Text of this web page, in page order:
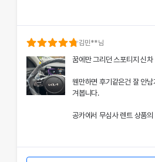
치에 대한 세심한 관리가 직
다시 이용하고 싶은 강력한
돋보여 제게 잊지 못할 기억
공카의 본부 직거래 시스템
로 책정되었고, 필요할 때마
은 제 일정에 맞춰 안정적으
와주었어요.
쏘나타의 우아한 디자인과
치에 대한 상세한 설명은 제
어요.
도 공카를 우선적으로 이용
김민**님
꿈에만 그리던 스포티지 신
웬만하면 후기같은건 잘 안
겨봅니다.
공카에서 무심사 렌트 상품
차량 인수 시 이준호 담당자
'(주)공카'는 (이하 '회사'는) 고객님의 개
통신망 이용촉진 및 정보보호"에 관한 법
회사는 개인정보처리방침을 통하여 고객
가 어떠한 용도와 방식으로 이용되고 있
떠한 조치가 취해지고 있는지 알려드립니다.
회사는 개인정보처리방침을 개정하는 경